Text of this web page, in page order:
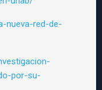
nueva-red-de-
por-su-